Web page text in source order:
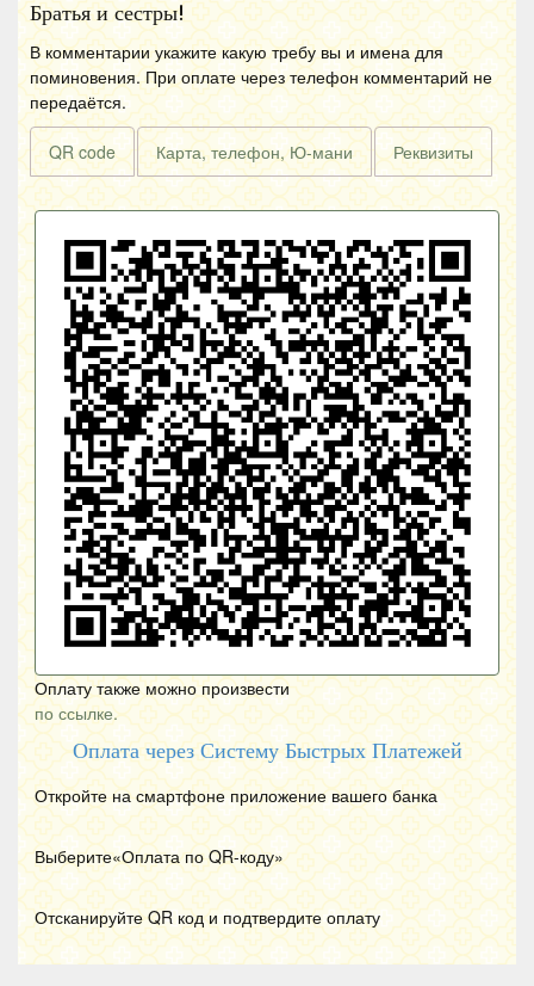
Братья и сестры!
В комментарии укажите какую требу вы и имена для
поминовения. При оплате через телефон комментарий не
передаётся.
QR code Карта, телефон, Ю-мани Реквизиты
Оплату также можно произвести
по ссылке.
Оплата через Систему Быстрых Платежей
Откройте на смартфоне приложение вашего банка
Выберите«Оплата по QR-коду»
Отсканируйте QR код и подтвердите оплату